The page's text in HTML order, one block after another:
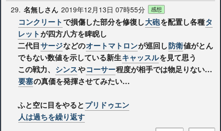
29. 名無しさん 2019年12月13日 07時55分 感想
コンクリートで損傷した部分を修復し大砲を配置し各種タ
レットが四方八方を睥睨し
二代目サージなどのオートマトロンが巡回し防衛値がとん
でもない数値を示している新生キャッスルを見て思う
この戦力、 シンスやコーサー程度が相手では物足りない…
要塞の真価を発揮させてみたい…
ふと空に目をやるとプリドゥエン
人は過ちを繰り返す